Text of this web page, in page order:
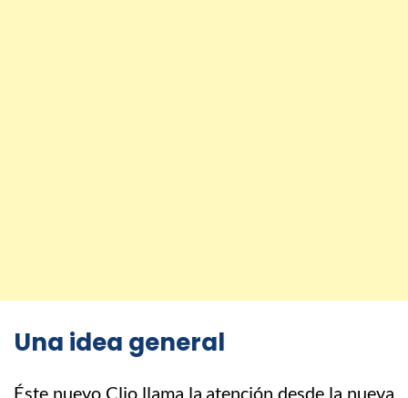
Una idea general
Éste nuevo Clio llama la atención desde la nueva